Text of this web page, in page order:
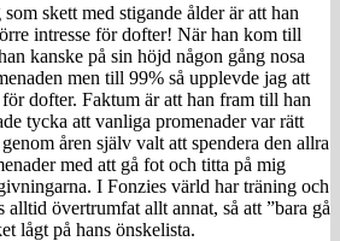
skett med stigande ålder är att han
intresse för dofter! När han kom till
kanske på sin höjd någon gång nosa
men till 99% så upplevde jag att
dofter. Faktum är att han fram till han
tycka att vanliga promenader var rätt
åren själv valt att spendera den allra
med att gå fot och titta på mig
I Fonzies värld har träning och
alltid övertrumfat allt annat, så att ”bara gå
lågt på hans önskelista.